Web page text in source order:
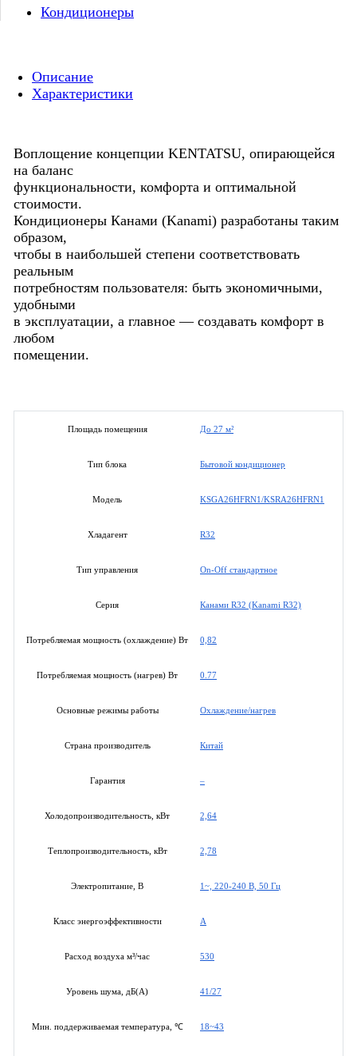
Кондиционеры
Описание
Характеристики
Воплощение концепции KENTATSU, опирающейся
на баланс
функциональности, комфорта и оптимальной
стоимости.
Кондиционеры Канами (Kanami) разработаны таким
образом,
чтобы в наибольшей степени соответствовать
реальным
потребностям пользователя: быть экономичными,
удобными
в эксплуатации, а главное — создавать комфорт в
любом
помещении.
Площадь помещения До 27 м²
Тип блока Бытовой кондиционер
Модель KSGA26HFRN1/KSRA26HFRN1
Хладагент R32
Тип управления On-Off стандартное
Серия Канами R32 (Kanami R32)
Потребляемая мощность (охлаждение) Вт 0,82
Потребляемая мощность (нагрев) Вт 0.77
Основные режимы работы Охлаждение/нагрев
Страна производитель Китай
Гарантия –
Холодопроизводительность, кВт 2,64
Теплопроизводительность, кВт 2,78
Электропитание, В 1~, 220-240 В, 50 Гц
Класс энергоэффективности A
Расход воздуха м³/час 530
Уровень шума, дБ(А) 41/27
Мин. поддерживаемая температура, ℃ 18~43